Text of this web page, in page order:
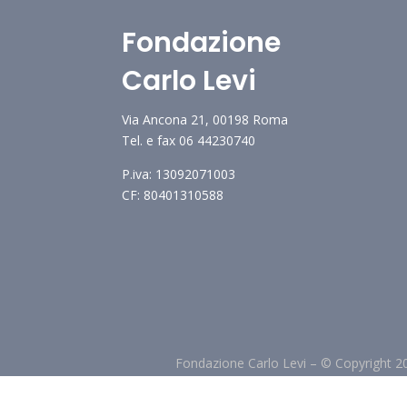
Fondazione
Carlo Levi
Via Ancona 21, 00198 Roma
Tel. e fax 06 44230740
P.iva: 13092071003
CF: 80401310588
Fondazione Carlo Levi – © Copyright